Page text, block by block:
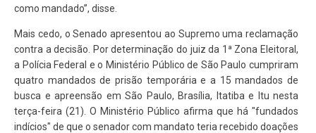
como mandado”, disse.
Mais cedo, o Senado apresentou ao Supremo uma reclamação
contra a decisão. Por determinação do juiz da 1ª Zona Eleitoral,
a Polícia Federal e o Ministério Público de São Paulo cumpriram
quatro mandados de prisão temporária e a 15 mandados de
busca e apreensão em São Paulo, Brasília, Itatiba e Itu nesta
terça-feira (21). O Ministério Público afirma que há "fundados
indícios" de que o senador com mandato teria recebido doações